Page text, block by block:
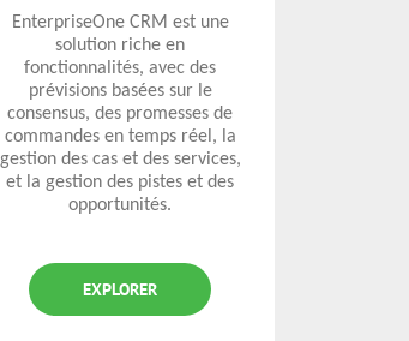
EnterpriseOne CRM est une
solution riche en
fonctionnalités, avec des
prévisions basées sur le
consensus, des promesses de
commandes en temps réel, la
gestion des cas et des services,
et la gestion des pistes et des
opportunités.
EXPLORER